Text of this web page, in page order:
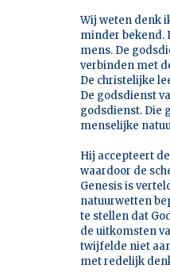
Wij weten denk
minder bekend.
mens. De
verbinden met
De christelijke
De godsdienst
godsdienst. Die
menselijke
Hij accepteert
waardoor de
Genesis is
natuurwetten
te stellen dat
de uitkomsten
twijfelde niet
met redelijk